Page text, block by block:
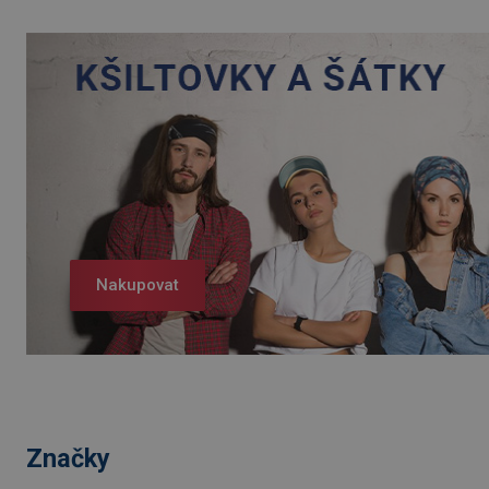
Nakupovat
Značky